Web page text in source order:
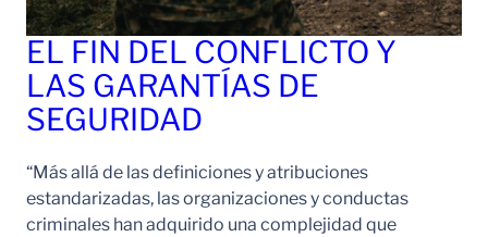
EL FIN DEL CONFLICTO Y
LAS GARANTÍAS DE
SEGURIDAD
“Más allá de las definiciones y atribuciones
estandarizadas, las organizaciones y conductas
criminales han adquirido una complejidad que